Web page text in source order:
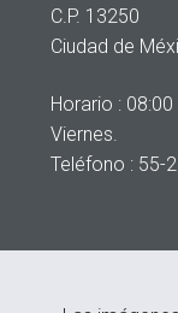
C.P. 13250
Ciudad de
Horario :
Viernes.
Teléfono : 55-